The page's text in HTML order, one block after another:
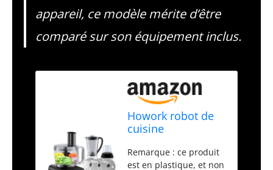
appareil, ce modèle mérite d’être
comparé sur son équipement inclus.
Howork robot de
cuisine
Capacité Robot
Multifonction
Remarque : ce produit
est en plastique, et non